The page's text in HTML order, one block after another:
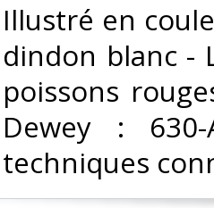
‎Illustré en
dindon blanc -
poissons
Dewey :
techniques